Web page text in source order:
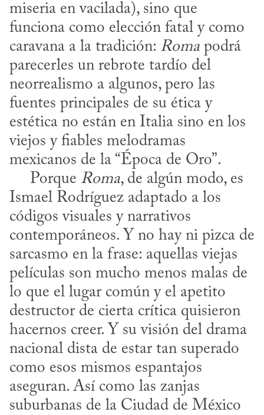
miseria en vacilada), sino que
funciona como elección fatal y como
caravana a la tradición: Roma podrá
parecerles un rebrote tardío del
neorrealismo a algunos, pero las
fuentes principales de su ética y
estética no están en Italia sino en los
viejos y fiables melodramas
mexicanos de la “Época de Oro”.
     Porque
Roma, de algún modo, es
Ismael Rodríguez adaptado a los
códigos visuales y narrativos
contemporáneos. Y no hay ni pizca de
sarcasmo en la frase: aquellas viejas
películas son mucho menos malas de
lo que el lugar común y el apetito
destructor de cierta crítica quisieron
hacernos creer. Y su visión del drama
nacional dista de estar tan superado
como esos mismos espantajos
aseguran. Así como las zanjas
suburbanas de la Ciudad de México